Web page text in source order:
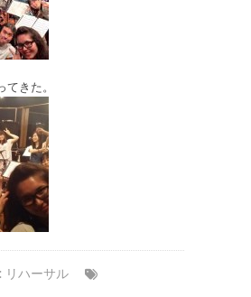
きた。
リハーサル